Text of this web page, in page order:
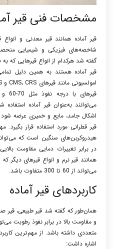
مشخصات فنی قیر
قیر آماده همانندقیر معدنی و
شاخصه‌های فیزیکی و شیمیایی
گفته شد هرکدام از انواع قیرهایی که
قیر آماده هستند به همین دلیل
می‌توانند به‌عنوان قیر آماده
اشکال جامد، مایع و خمیری عرضه
قیر قطرانی مورد استفاده قرار
هیدروکربن‌های سنگین است که
در برابر تغییرات دمایی مقاومت
همانند قیر نرم و انواع قیرهای دیگر
می‌تواند از 60 تا 300 متفاوت باشد.
کاربردهای قیر آماده
همان‌طور که گفته شد قیر طبیعی، قیر
و مقاومت بالا در برابر نفوذ رطوبت
متعددی داشته باشد. از مهم‌ترین
اشاره داشت: